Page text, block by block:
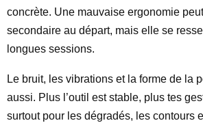
concrète. Une mauvaise ergonomie
secondaire au départ, mais elle se
longues sessions.
Le bruit, les vibrations et la forme de la
aussi. Plus l’outil est stable, plus tes
surtout pour les dégradés, les contours